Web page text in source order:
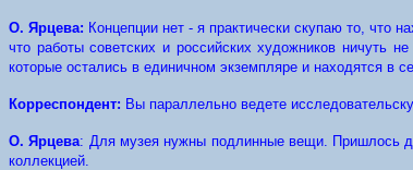
О. Ярцева: Концепции нет - я практически скупаю то, что
что работы советских и российских художников
которые остались в единичном экземпляре и находятся в
Корреспондент: Вы параллельно ведете
О. Ярцева: Для музея нужны подлинные вещи. Пришлось
коллекцией.